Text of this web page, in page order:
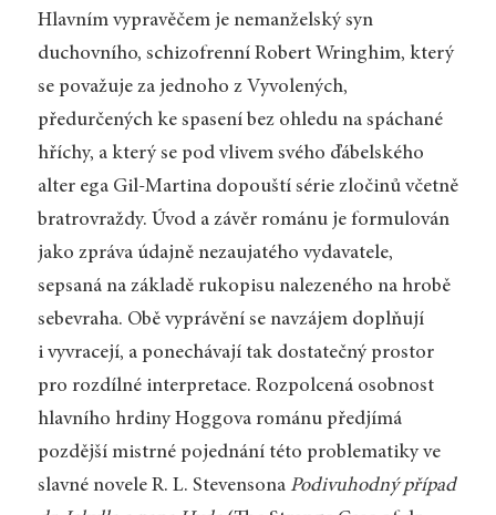
Hlavním vypravěčem je nemanželský syn
duchovního, schizofrenní Robert Wringhim, který
se považuje za jednoho z Vyvolených,
předurčených ke spasení bez ohledu na spáchané
hříchy, a který se pod vlivem svého ďábelského
alter ega Gil-Martina dopouští série zločinů včetně
bratrovraždy. Úvod a závěr románu je formulován
jako zpráva údajně nezaujatého vydavatele,
sepsaná na základě rukopisu nalezeného na hrobě
sebevraha. Obě vyprávění se navzájem doplňují
i vyvracejí, a ponechávají tak dostatečný prostor
pro rozdílné interpretace. Rozpolcená osobnost
hlavního hrdiny Hoggova románu předjímá
pozdější mistrné pojednání této problematiky ve
slavné novele R. L. Stevensona Podivuhodný případ